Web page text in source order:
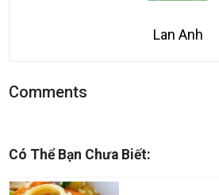
Lan Anh
Comments
Có Thể Bạn Chưa Biết: